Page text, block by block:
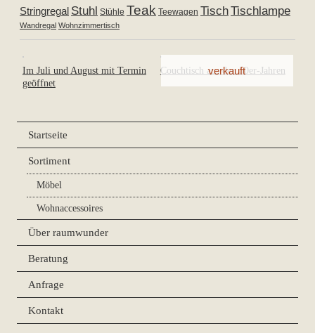
Stringregal Stuhl Stühle Teak Teewagen TischTischlampe
Wandregal Wohnzimmertisch
Im Juli und August mit Termin
geöffnet
Couchtisch aus den 50er-Jahren
Startseite
Sortiment
Möbel
Wohnaccessoires
Über raumwunder
Beratung
Anfrage
Kontakt